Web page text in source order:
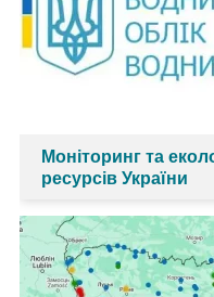
Моніторинг та
ресурсів України